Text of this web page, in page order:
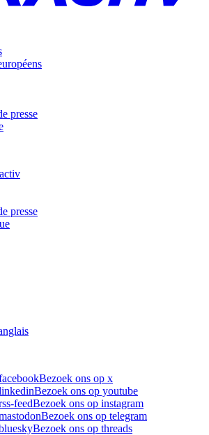
presse
presse
Bezoek ons op x
Bezoek ons op youtube
feedBezoek ons op instagram
Bezoek ons op telegram
Bezoek ons op threads